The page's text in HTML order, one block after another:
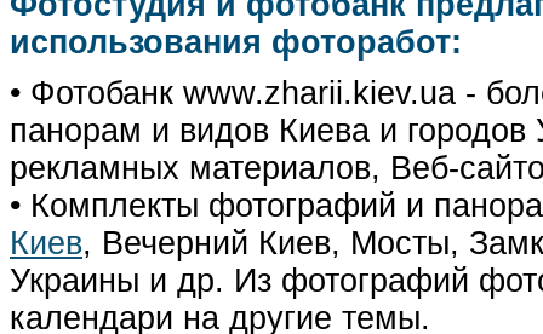
использования фоторабот:
• Фотобанк www.zharii.kiev.ua -
панорам и видов Киева и городов
рекламных материалов, Веб-
• Комплекты фотографий и
Киев, Вечерний Киев, Мосты,
Украины и др. Из фотографий
календари на другие темы.